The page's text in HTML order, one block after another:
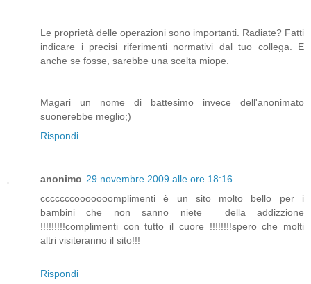
Le proprietà delle operazioni sono importanti. Radiate? Fatti
indicare i precisi riferimenti normativi dal tuo collega. E
anche se fosse, sarebbe una scelta miope.
Magari un nome di battesimo invece dell'anonimato
suonerebbe meglio;)
Rispondi
anonimo 29 novembre 2009 alle ore 18:16
cccccccooooooomplimenti è un sito molto bello per i
bambini che non sanno niete della addizzione
!!!!!!!!!complimenti con tutto il cuore !!!!!!!!spero che molti
altri visiteranno il sito!!!
Rispondi